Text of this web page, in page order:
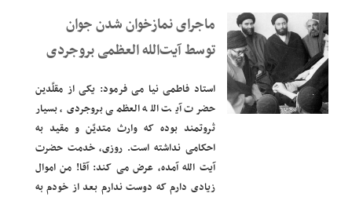
ماجرای نمازخوان شدن جوان
توسط آیت‌الله العظمی بروجردی
استاد فاطمی نیا می فرمود: یکی از مقلّدین
حضرت آیت الله العظمی بروجردی، بسیار
ثروتمند بوده که وارث متدیّن و مقید به
احکامی نداشته است. روزی، خدمت حضرت
آیت الله آمده، عرض می کند: آقا! من اموال
زیادی دارم که دوست ندارم بعد از خودم به